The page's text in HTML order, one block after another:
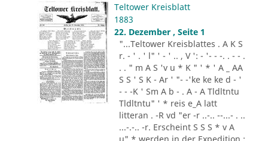
Teltower Kreisblatt
1883
22. Dezember , Seite 1
"...Teltower Kreisblattes . A K S
r. - ' . ' l" ' - ' .. , V ': - '- - -. . - - .
. . " m A S 'v u * K " ' * ' A _ AA
S S ' S K - Ar ' "- -'ke ke ke d - '
- - -K ' Sm A b - . A - A Tldltntu
Tldltntu" ' * reis e_A latt
litteran . -R vd "er -r ..-.. --...- . ..
...-.-.. -r. Erscheint S S S * v A
u" * werden in der Expedition :